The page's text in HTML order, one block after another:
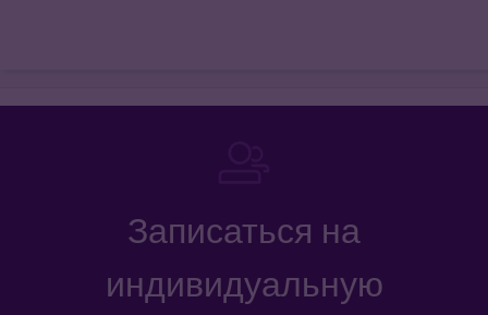
Записаться на
индивидуальную